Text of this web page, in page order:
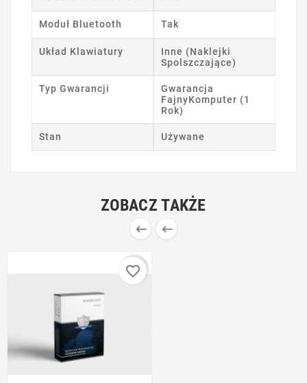
Moduł Bluetooth Tak
Układ Klawiatury
Inne (Naklejki
Spolszczające)
Typ Gwarancji
Gwarancja
FajnyKomputer (1
Rok)
Stan Używane
ZOBACZ TAKŻE
 
favorite_border